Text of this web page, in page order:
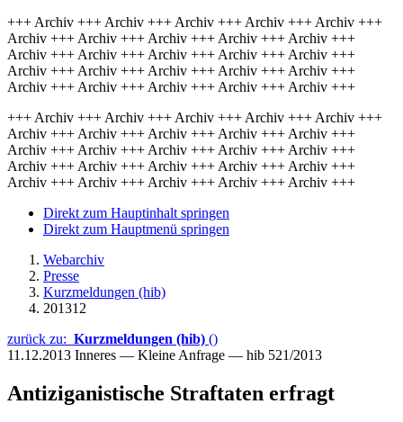
+++ Archiv +++ Archiv +++ Archiv +++ Archiv +++ Archiv +++
Archiv +++ Archiv +++ Archiv +++ Archiv +++ Archiv +++
Archiv +++ Archiv +++ Archiv +++ Archiv +++ Archiv +++
Archiv +++ Archiv +++ Archiv +++ Archiv +++ Archiv +++
Archiv +++ Archiv +++ Archiv +++ Archiv +++ Archiv +++
+++ Archiv +++ Archiv +++ Archiv +++ Archiv +++ Archiv +++
Archiv +++ Archiv +++ Archiv +++ Archiv +++ Archiv +++
Archiv +++ Archiv +++ Archiv +++ Archiv +++ Archiv +++
Archiv +++ Archiv +++ Archiv +++ Archiv +++ Archiv +++
Archiv +++ Archiv +++ Archiv +++ Archiv +++ Archiv +++
Direkt zum Hauptinhalt springen
Direkt zum Hauptmenü springen
Webarchiv
Presse
Kurzmeldungen (hib)
201312
zurück zu: Kurzmeldungen (hib) ()
11.12.2013 Inneres — Kleine Anfrage — hib 521/2013
Antiziganistische Straftaten erfragt